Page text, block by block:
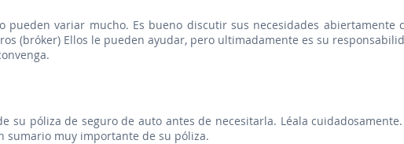
pueden variar mucho. Es bueno discutir sus necesidades abiertamente
(bróker) Ellos le pueden ayudar, pero ultimadamente es su
su póliza de seguro de auto antes de necesitarla. Léala cuidadosamente.
sumario muy importante de su póliza.